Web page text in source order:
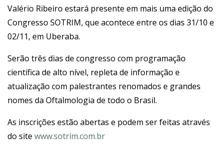
Valério Ribeiro estará presente em mais uma edição do
Congresso SOTRIM, que acontece entre os dias 31/10 e
02/11, em Uberaba.
Serão três dias de congresso com programação
científica de alto nível, repleta de informação e
atualização com palestrantes renomados e grandes
nomes da Oftalmologia de todo o Brasil.
As inscrições estão abertas e podem ser feitas através
do site www.sotrim.com.br